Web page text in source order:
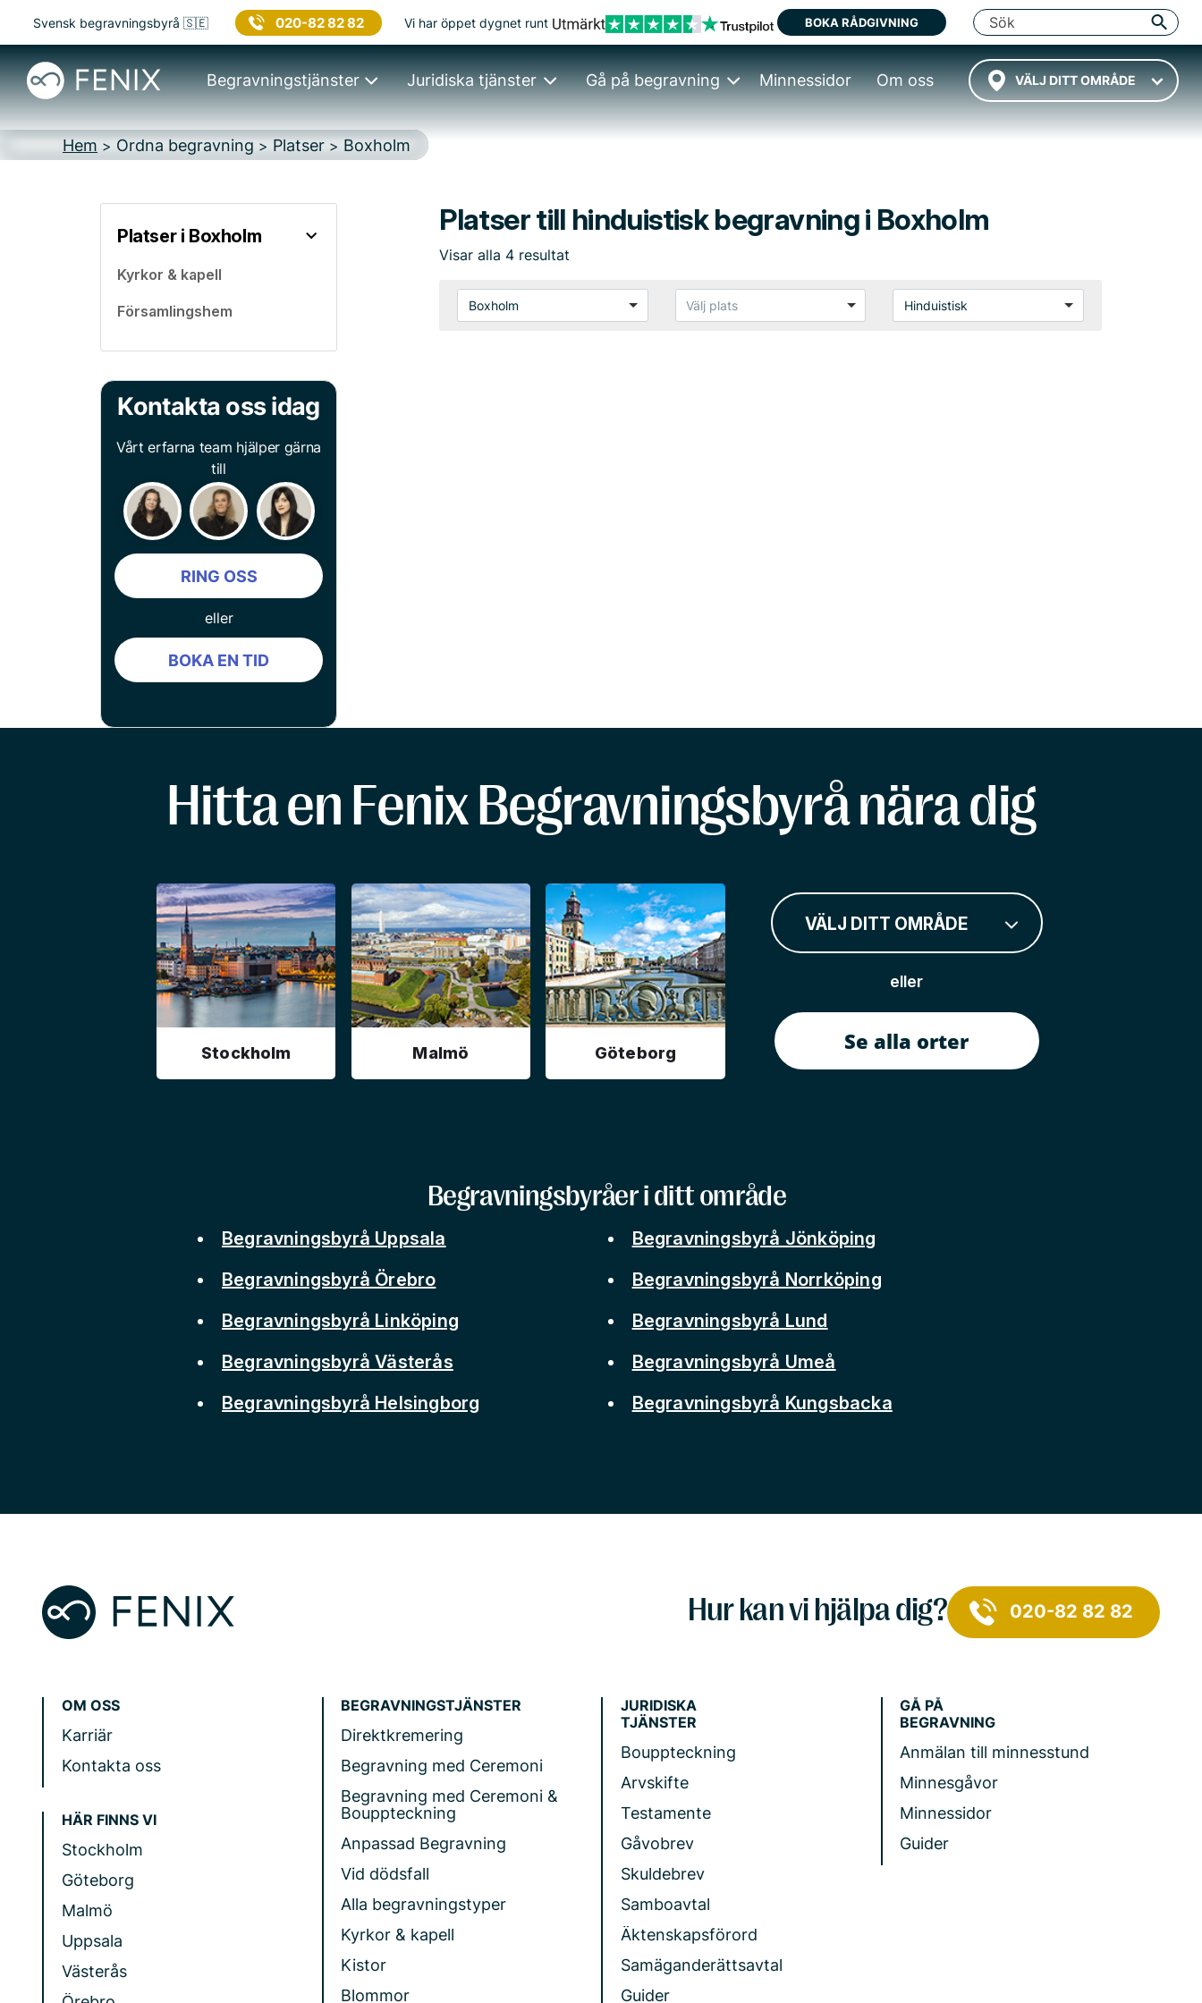
Svensk begravningsbyrå 🇸🇪 020-82 82 82 Vi har öppet dygnet runt BOKA RÅDGIVNING
VÄLJ DITT OMRÅDE
Begravningstjänster Juridiska tjänster Gå på begravning Minnessidor Om oss
Hem > Ordna begravning > Platser > Boxholm
Platser i Boxholm
Kyrkor & kapell
Församlingshem
Kontakta oss idag
Vårt erfarna team hjälper gärna
till
RING OSS
eller
BOKA EN TID
Platser till hinduistisk begravning i Boxholm
Visar alla 4 resultat
Boxholm Välj plats Hinduistisk
Hitta en Fenix Begravningsbyrå nära dig
Stockholm Malmö Göteborg
VÄLJ DITT OMRÅDE
eller
Se alla orter
Begravningsbyråer i ditt område
Begravningsbyrå Uppsala
Begravningsbyrå Örebro
Begravningsbyrå Linköping
Begravningsbyrå Västerås
Begravningsbyrå Helsingborg
Begravningsbyrå Jönköping
Begravningsbyrå Norrköping
Begravningsbyrå Lund
Begravningsbyrå Umeå
Begravningsbyrå Kungsbacka
Hur kan vi hjälpa dig? 020-82 82 82
OM OSS
Karriär
Kontakta oss
HÄR FINNS VI
Stockholm
Göteborg
Malmö
Uppsala
Västerås
BEGRAVNINGSTJÄNSTER
Direktkremering
Begravning med Ceremoni
Begravning med Ceremoni &
Bouppteckning
Anpassad Begravning
Vid dödsfall
Alla begravningstyper
Kyrkor & kapell
Kistor
Blommor
JURIDISKA
TJÄNSTER
Bouppteckning
Arvskifte
Testamente
Gåvobrev
Skuldebrev
Samboavtal
Äktenskapsförord
Samäganderättsavtal
Guider
GÅ PÅ
BEGRAVNING
Anmälan till minnesstund
Minnesgåvor
Minnessidor
Guider